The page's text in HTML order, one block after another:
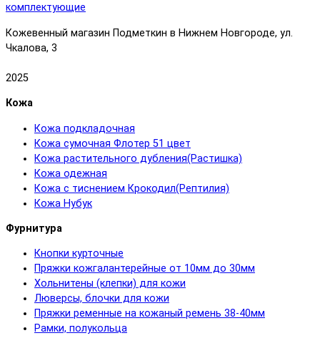
Кожевенный магазин Подметкин в Нижнем Новгороде, ул.
Чкалова, 3
2025
Кожа
Кожа подкладочная
Кожа сумочная Флотер 51 цвет
Кожа растительного дубления(Растишка)
Кожа одежная
Кожа с тиснением Крокодил(Рептилия)
Кожа Нубук
Фурнитура
Кнопки курточные
Пряжки кожгалантерейные от 10мм до 30мм
Хольнитены (клепки) для кожи
Люверсы, блочки для кожи
Пряжки ременные на кожаный ремень 38-40мм
Рамки, полукольца